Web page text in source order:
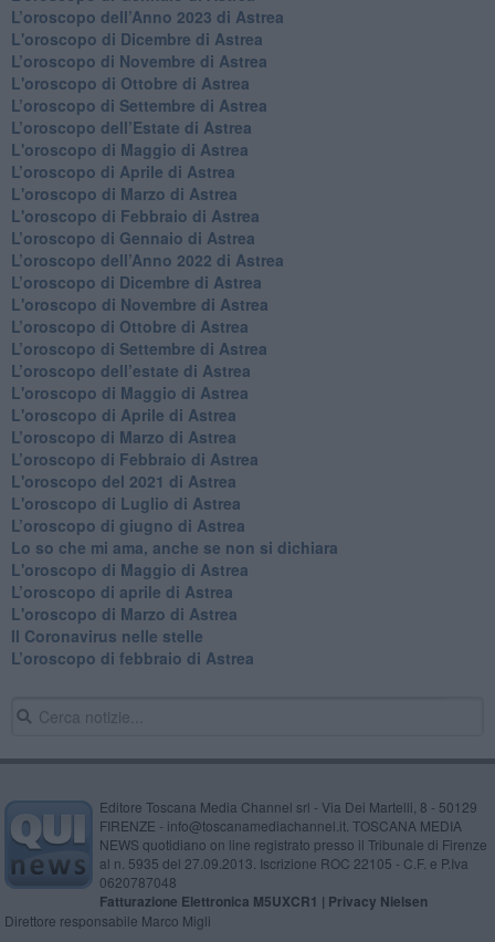
​L’oroscopo dell’Anno 2023 di Astrea
L'oroscopo di Dicembre di Astrea
L’oroscopo di Novembre di Astrea
L'oroscopo di Ottobre di Astrea
​L’oroscopo di Settembre di Astrea
​L’oroscopo dell’Estate di Astrea
L'oroscopo di Maggio di Astrea
​L’oroscopo di Aprile di Astrea
L'oroscopo di Marzo di Astrea
L'oroscopo di Febbraio di Astrea
​L’oroscopo di Gennaio di Astrea
​L’oroscopo dell’Anno 2022 di Astrea
​L’oroscopo di Dicembre di Astrea
L'oroscopo di Novembre di Astrea
​L’oroscopo di Ottobre di Astrea
​L’oroscopo di Settembre di Astrea
L’oroscopo dell’estate di Astrea
L'oroscopo di Maggio di Astrea
L'oroscopo di Aprile di Astrea
​L’oroscopo di Marzo di Astrea
​L’oroscopo di Febbraio di Astrea
L'oroscopo del 2021 di Astrea
L'oroscopo di Luglio di Astrea
​L’oroscopo di giugno di Astrea
​Lo so che mi ama, anche se non si dichiara
L'oroscopo di Maggio di Astrea
​L’oroscopo di aprile di Astrea
L'oroscopo di Marzo di Astrea
Il Coronavirus nelle stelle
​L’oroscopo di febbraio di Astrea
Editore Toscana Media Channel srl - Via Dei Martelli, 8 - 50129
FIRENZE - info@toscanamediachannel.it. TOSCANA MEDIA
NEWS quotidiano on line registrato presso il Tribunale di Firenze
al n. 5935 del 27.09.2013. Iscrizione ROC 22105 - C.F. e P.Iva
0620787048
Fatturazione Elettronica M5UXCR1 | Privacy Nielsen
Direttore responsabile Marco Migli